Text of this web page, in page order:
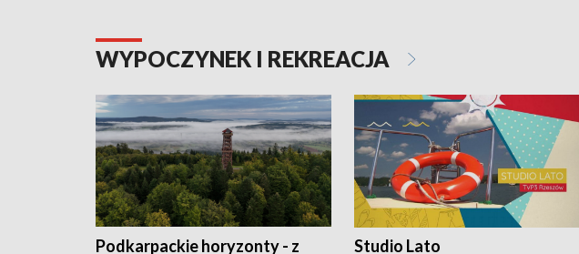
WYPOCZYNEK I REKREACJA
Podkarpackie horyzonty - z Studio Lato